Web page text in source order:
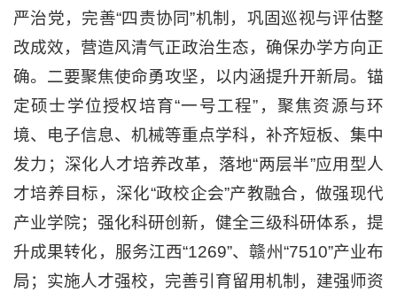
严治党，完善“四责协同”机制，巩固巡视与评估整
改成效，营造风清气正政治生态，确保办学方向正
确。二要聚焦使命勇攻坚，以内涵提升开新局。锚
定硕士学位授权培育“一号工程”，聚焦资源与环
境、电子信息、机械等重点学科，补齐短板、集中
发力；深化人才培养改革，落地“两层半”应用型人
才培养目标，深化“政校企会”产教融合，做强现代
产业学院；强化科研创新，健全三级科研体系，提
升成果转化，服务江西“1269”、赣州“7510”产业布
局；实施人才强校，完善引育留用机制，建强师资